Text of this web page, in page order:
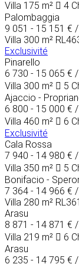
Villa 175 m² 4
Palombaggia
9 051 - 15 151 €
Villa 300 m²
Exclusivité
Pinarello
6 730 - 15 065 €
Villa 300 m² 5
Ajaccio -
6 800 - 15 000 €
Villa 460 m² 6
Exclusivité
Cala Rossa
7 940 - 14 980 €
Villa 350 m² 5
Bonifacio -
7 364 - 14 966 €
Villa 280 m² RL361
Arasu
8 871 - 14 871 €
Villa 219 m² 6
Arasu
6 235 - 14 795 €